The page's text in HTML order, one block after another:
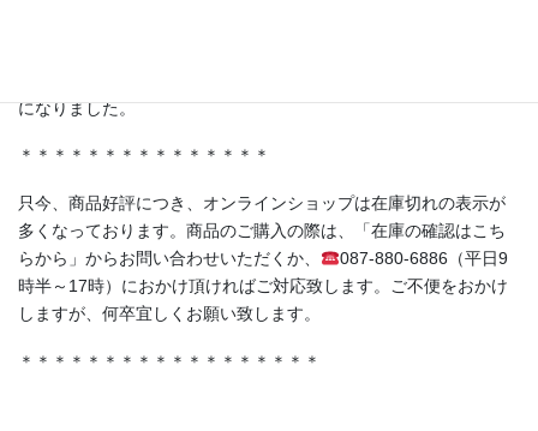
になりました。
＊＊＊＊＊＊＊＊＊＊＊＊＊＊＊
只今、商品好評につき、オンラインショップは在庫切れの表示が
多くなっております。商品のご購入の際は、「在庫の確認はこち
らから」からお問い合わせいただくか、
087-880-6886（平日9
時半～17時）におかけ頂ければご対応致します。ご不便をおかけ
しますが、何卒宜しくお願い致します。
＊＊＊＊＊＊＊＊＊＊＊＊＊＊＊＊＊＊